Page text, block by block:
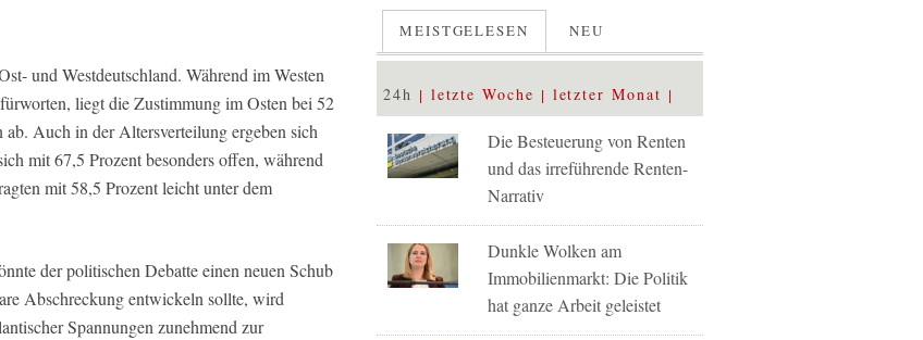
und Westdeutschland. Während im Westen
liegt die Zustimmung im Osten bei 52
Auch in der Altersverteilung ergeben sich
mit 67,5 Prozent besonders offen, während
mit 58,5 Prozent leicht unter dem
der politischen Debatte einen neuen Schub
Abschreckung entwickeln sollte, wird
Spannungen zunehmend zur
MEISTGELESEN NEU
24h letzte Woche letzter Monat
Die Besteuerung von Renten
und das irreführende Renten-
Narrativ
Dunkle Wolken am
Immobilienmarkt: Die Politik
hat ganze Arbeit geleistet